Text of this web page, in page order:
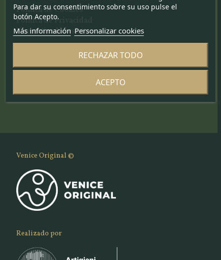
Política de Cookies
Política de Privacidad
Normativa Newsletter
Venice Original ©
Realizado por
Para dar su consentimiento sobre su uso pulse el
botón Acepto.
Más información Personalizar cookies
RECHAZAR TODO
ACEPTO